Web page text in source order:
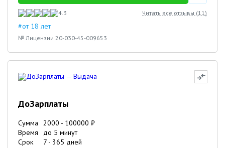
4.3 Читать все отзывы (11)
#от 18 лет
№ Лицензии 20-030-45-009653
ДоЗарплаты
Сумма 2000 - 100000 ₽
Время
до 5 минут
Срок
7 - 365 дней